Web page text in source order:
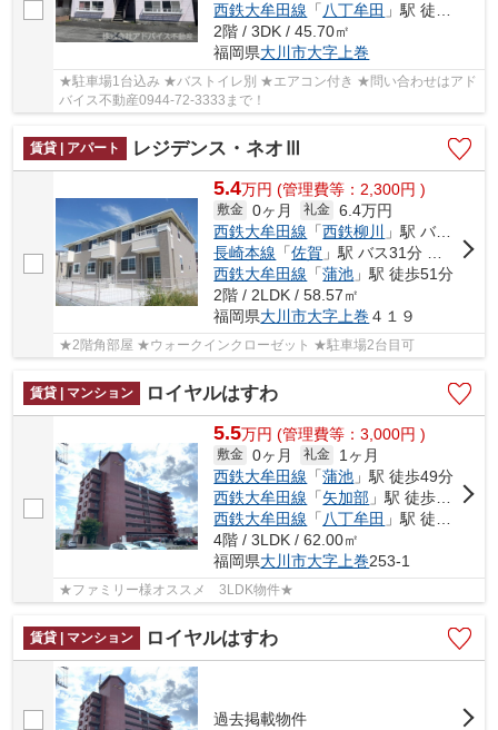
西鉄大牟田線 「 八丁牟田 」駅 徒歩75分
2階 / 3DK / 45.70㎡
福岡県大川市大字上巻
★駐車場1台込み ★バストイレ別 ★エアコン付き ★問い合わせはアド
バイス不動産0944-72-3333まで！
賃貸 | アパート レジデンス・ネオⅢ
5.4万円 (管理費等：2,300円 )
敷金 0ヶ月 礼金 6.4万円
西鉄大牟田線 「西鉄柳川
」駅 バス17分 「新茶屋」 停歩15分
長崎本線 「佐賀 」駅 バス31分 「新茶屋」 停歩15分
西鉄大牟田線 「蒲池 」駅 徒歩51分
2階 / 2LDK / 58.57㎡
福岡県大川市大字上巻 ４１９
★2階角部屋 ★ウォークインクローゼット ★駐車場2台目可
賃貸 | マンション ロイヤルはすわ
5.5万円 (管理費等：3,000円 )
敷金 0ヶ月 礼金
1ヶ月
西鉄大牟田線 「蒲池 」駅 徒歩49分
西鉄大牟田線 「矢加部 」駅 徒歩59分
西鉄大牟田線 「 八丁牟田 」駅 徒歩75分
4階 / 3LDK / 62.00㎡
福岡県大川市大字上巻253-1
★ファミリー様オススメ 3LDK物件★
賃貸 | マンション ロイヤルはすわ
過去掲載物件